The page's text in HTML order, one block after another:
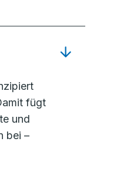
fügt
und
bei –